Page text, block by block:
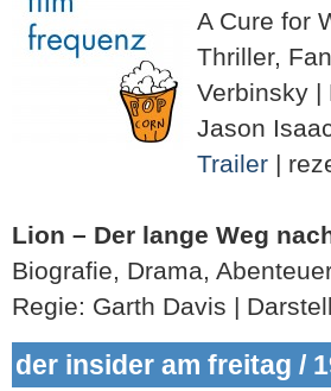
A Cure for
Thriller,
Verbinsky |
Jason
Trailer |
Lion – Der lange Weg
Biografie, Drama,
Regie: Garth Davis |
der insider am freitag /